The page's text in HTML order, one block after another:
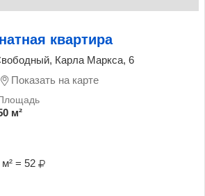
квартира
Карла Маркса, 6
Показать на карте
м²
м² = 52